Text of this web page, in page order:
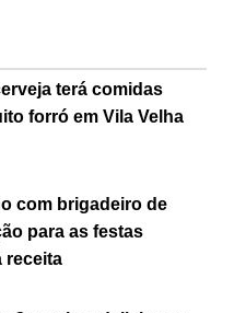
terá comidas
forró em Vila Velha
com brigadeiro de
para as festas
receita